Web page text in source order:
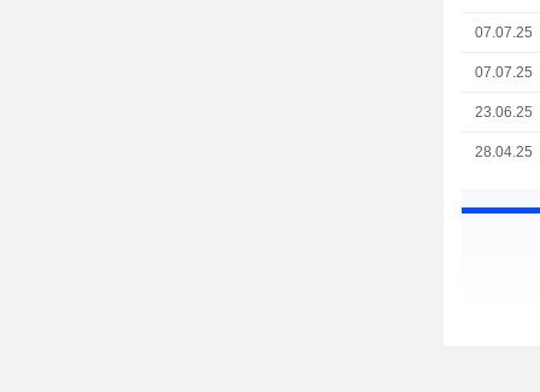
07.07.25
07.07.25
23.06.25
28.04.25